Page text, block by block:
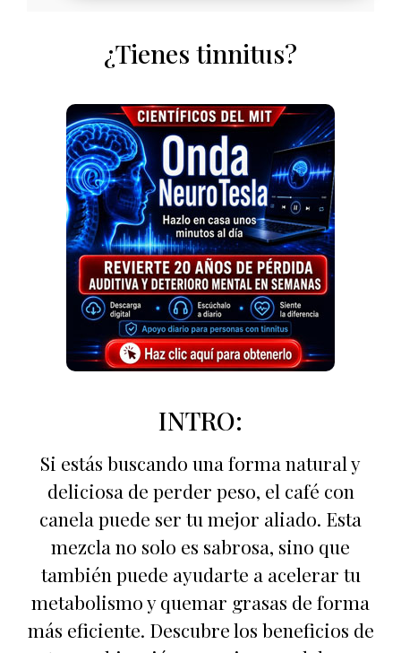
¿Tienes tinnitus?
INTRO:
Si estás buscando una forma natural y
deliciosa de perder peso, el café con
canela puede ser tu mejor aliado. Esta
mezcla no solo es sabrosa, sino que
también puede ayudarte a acelerar tu
metabolismo y quemar grasas de forma
más eficiente. Descubre los beneficios de